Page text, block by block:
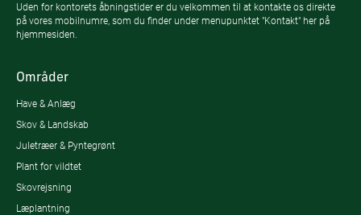
Uden for kontorets åbningstider er du velkommen til at kontakte os direkte
på vores mobilnumre, som du finder under menupunktet "Kontakt" her på
hjemmesiden.
Områder
Have & Anlæg
Skov & Landskab
Juletræer & Pyntegrønt
Plant for vildtet
Skovrejsning
Læplantning